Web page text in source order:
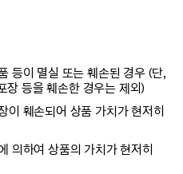
등이 멸실 또는 훼손된 경우 (단,
장 등을 훼손한 경우는 제외)
이 훼손되어 상품 가치가 현저히
의하여 상품의 가치가 현저히